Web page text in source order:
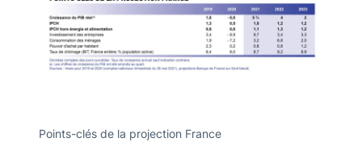
Points-clés de la projection France